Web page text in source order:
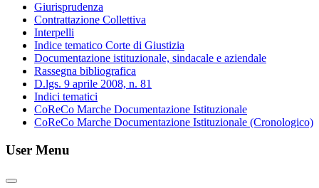
Giurisprudenza
Contrattazione Collettiva
Interpelli
Indice tematico Corte di Giustizia
Documentazione istituzionale, sindacale e aziendale
Rassegna bibliografica
D.lgs. 9 aprile 2008, n. 81
Indici tematici
CoReCo Marche Documentazione Istituzionale
CoReCo Marche Documentazione Istituzionale (Cronologico)
User Menu